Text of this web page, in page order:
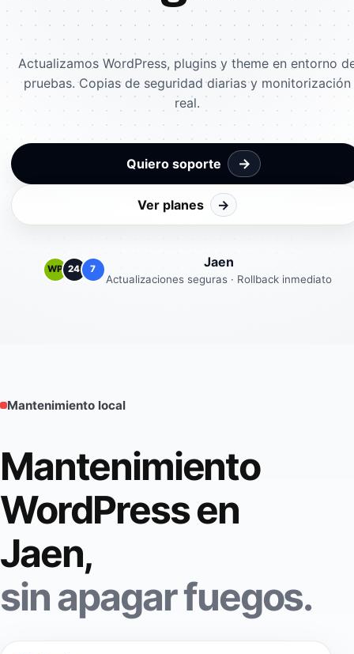
Actualizamos WordPress, plugins y theme en entorno
pruebas. Copias de seguridad diarias y monitorización
real.
Quiero soporte →
Ver planes →
WP 24 7 Jaen
Actualizaciones seguras · Rollback inmediato
Mantenimiento local
Mantenimiento
WordPress en
Jaen,
sin apagar fuegos.